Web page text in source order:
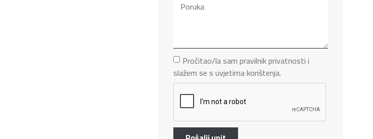
Pročitao/la sam pravilnik privatnosti i
slažem se s uvjetima korištenja.